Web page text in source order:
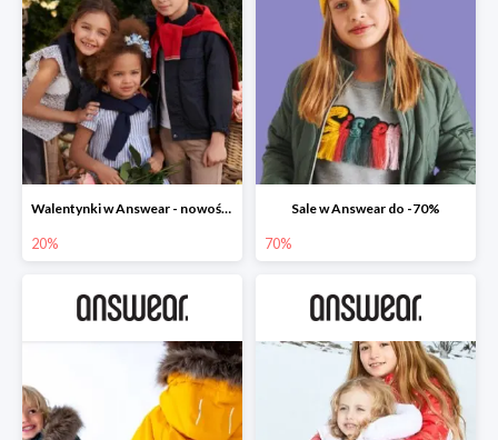
Walentynki w Answear - nowości do -20%
20%
Sale w Answear do -70%
70%